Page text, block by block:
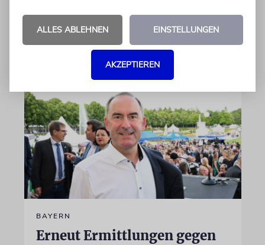
von Leeor Engländer
10.08.2026
BAYERN
Erneut Ermittlungen gegen
ALLES ABLEHNEN EINSTELLUNGEN
AKZEPTIEREN